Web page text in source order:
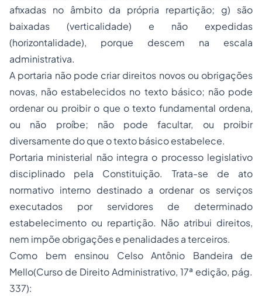
afixadas no âmbito da própria repartição; g) são
baixadas (verticalidade) e não expedidas
(horizontalidade), porque descem na escala
administrativa.
A portaria não pode criar direitos novos ou obrigações
novas, não estabelecidos no texto básico; não pode
ordenar ou proibir o que o texto fundamental ordena,
ou não proíbe; não pode facultar, ou proibir
diversamente do que o texto básico estabelece.
Portaria ministerial não integra o processo legislativo
disciplinado pela Constituição. Trata-se de ato
normativo interno destinado a ordenar os serviços
executados por servidores de determinado
estabelecimento ou repartição. Não atribui direitos,
nem impõe obrigações e penalidades a terceiros.
Como bem ensinou Celso Antônio Bandeira de
Mello(Curso de Direito Administrativo, 17ª edição, pág.
337):